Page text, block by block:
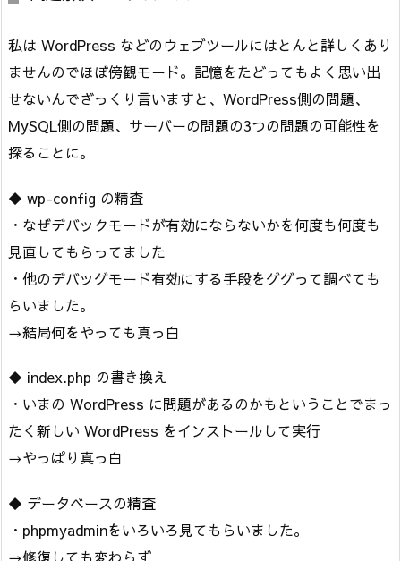
私は WordPress などのウェブツールにはとんと詳しくあり
ませんのでほぼ傍観モード。記憶をたどってもよく思い出
せないんでざっくり言いますと、WordPress側の問題、
MySQL側の問題、サーバーの問題の3つの問題の可能性を
探ることに。
◆ wp-config の精査
・なぜデバックモードが有効にならないかを何度も何度も
見直してもらってました
・他のデバッグモード有効にする手段をググって調べても
らいました。
→結局何をやっても真っ白
◆ index.php の書き換え
・いまの WordPress に問題があるのかもということでまっ
たく新しい WordPress をインストールして実行
→やっぱり真っ白
◆ データベースの精査
・phpmyadminをいろいろ見てもらいました。
→修復しても変わらず